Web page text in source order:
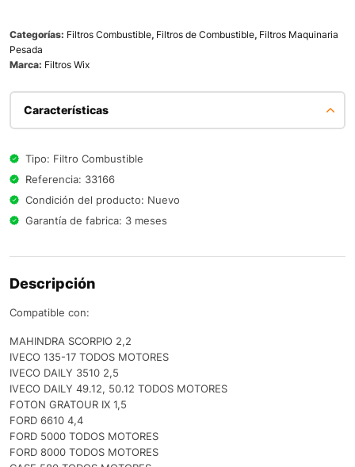
Categorías: Filtros Combustible, Filtros de Combustible, Filtros Maquinaria
Pesada
Marca: Filtros Wix
Características
Tipo: Filtro Combustible
Referencia: 33166
Condición del producto: Nuevo
Garantía de fabrica: 3 meses
Descripción
Compatible con:
MAHINDRA SCORPIO 2,2
IVECO 135-17 TODOS MOTORES
IVECO DAILY 3510 2,5
IVECO DAILY 49.12, 50.12 TODOS MOTORES
FOTON GRATOUR IX 1,5
FORD 6610 4,4
FORD 5000 TODOS MOTORES
FORD 8000 TODOS MOTORES